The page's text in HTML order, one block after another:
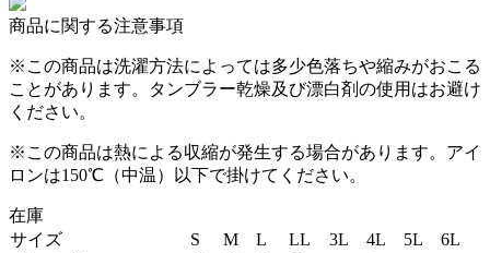
商品に関する注意事項
※この商品は洗濯方法によっては多少色落ちや縮みがおこる
ことがあります。タンブラー乾燥及び漂白剤の使用はお避け
ください。
※この商品は熱による収縮が発生する場合があります。アイ
ロンは150℃（中温）以下で掛けてください。
在庫
サイズ
S M L LL 3L 4L 5L
6L